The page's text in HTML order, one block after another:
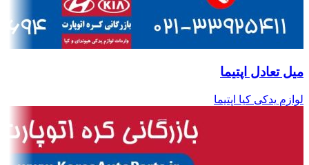
میل تعادل اپتیما
لوازم یدکی کیا اپتیما